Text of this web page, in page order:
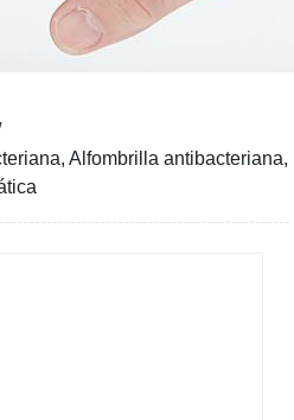
Alfombrilla antibacteriana,